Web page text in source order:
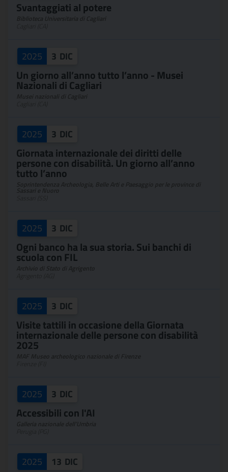
Svantaggiati al potere
2025 3 DIC
Un giorno all’anno tutto l’anno - Musei
Nazionali di Cagliari
2025 3 DIC
Giornata internazionale dei diritti delle
persone con disabilità. Un giorno all’anno
tutto l’anno
2025 3 DIC
Ogni banco ha la sua storia. Sui banchi di
scuola con FIL
2025 3 DIC
Visite tattili in occasione della Giornata
internazionale delle persone con disabilità
2025
2025 3 DIC
Accessibili con l'AI
2025 13 DIC